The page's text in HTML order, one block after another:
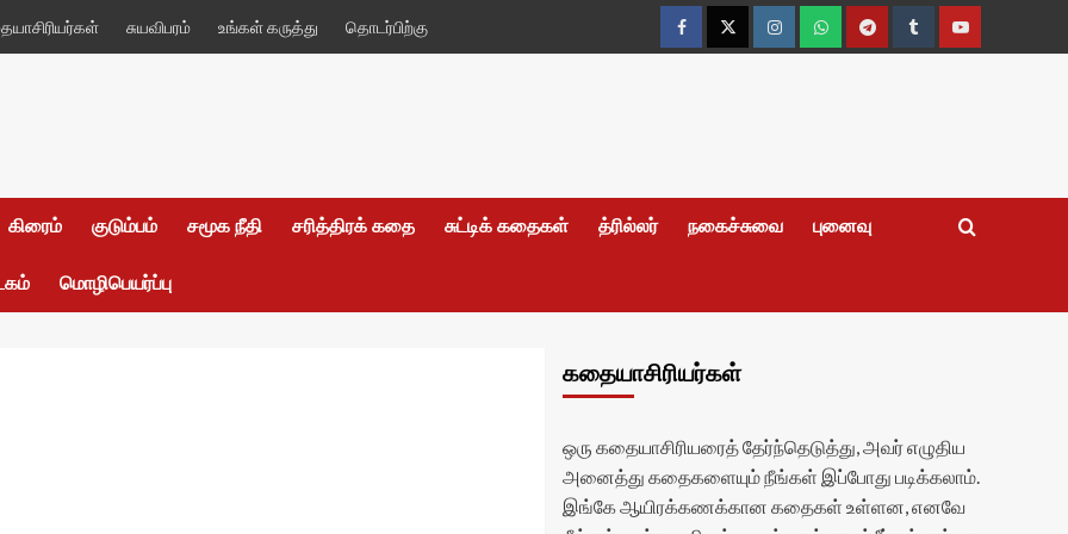
சுயவிபரம் உங்கள் கருத்து தொடர்பிற்கு
FacebookTwitterInstagramWhatsappTelegramTumblrYouTube
கிரைம் குடும்பம் சமூக நீதி சரித்திரக் கதை சுட்டிக் கதைகள் த்ரில்லர் நகைச்சுவை புனைவு
மொழிபெயர்ப்பு
கதையாசிரியர்கள்
ஒரு கதையாசிரியரைத் தேர்ந்தெடுத்து, அவர் எழுதிய
அனைத்து கதைகளையும் நீங்கள் இப்போது படிக்கலாம்.
இங்கே ஆயிரக்கணக்கான கதைகள் உள்ளன, எனவே